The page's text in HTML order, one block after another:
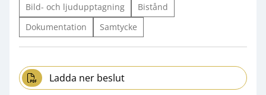
Bild- och ljudupptagning
Bistånd
Dokumentation
Samtycke
Ladda ner beslut